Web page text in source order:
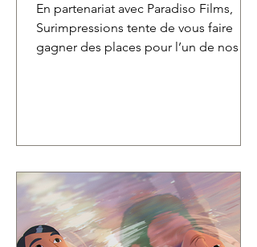
En partenariat avec Paradiso Films,
Surimpressions tente de vous faire
gagner des places pour l’un de nos